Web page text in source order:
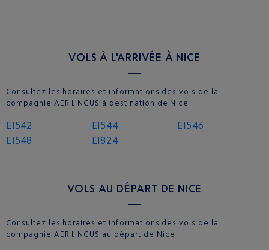
VOLS À L'ARRIVÉE À NICE
Consultez les horaires et informations des vols de la
compagnie AER LINGUS à destination de Nice
EI542 EI544
EI546
EI548
EI824
VOLS AU DÉPART DE NICE
Consultez les horaires et informations des vols de la
compagnie AER LINGUS au départ de Nice